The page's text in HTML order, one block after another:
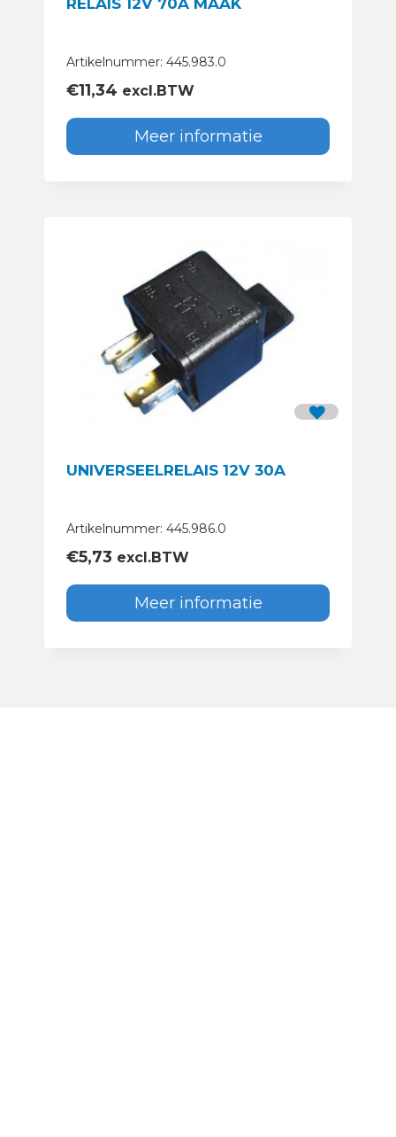
Artikelnummer: 445.983.0
€11,34 excl.BTW
Meer informatie
UNIVERSEELRELAIS 12V 30A
Artikelnummer: 445.986.0
€5,73 excl.BTW
Meer informatie